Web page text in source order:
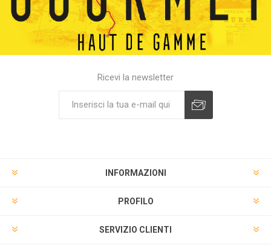
Ricevi la newsletter
INFORMAZIONI
PROFILO
SERVIZIO CLIENTI